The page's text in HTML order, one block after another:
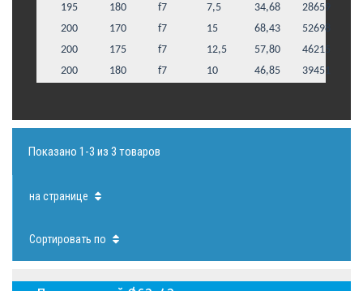
195
180 f7 7,5 34,68
28659
200
170 f7 15 68,43
52698
200
175 f7 12,5 57,80
46215
200
180 f7 10 46,85 39451
Показано 1-3 из 3 товаров
на странице
Сортировать по